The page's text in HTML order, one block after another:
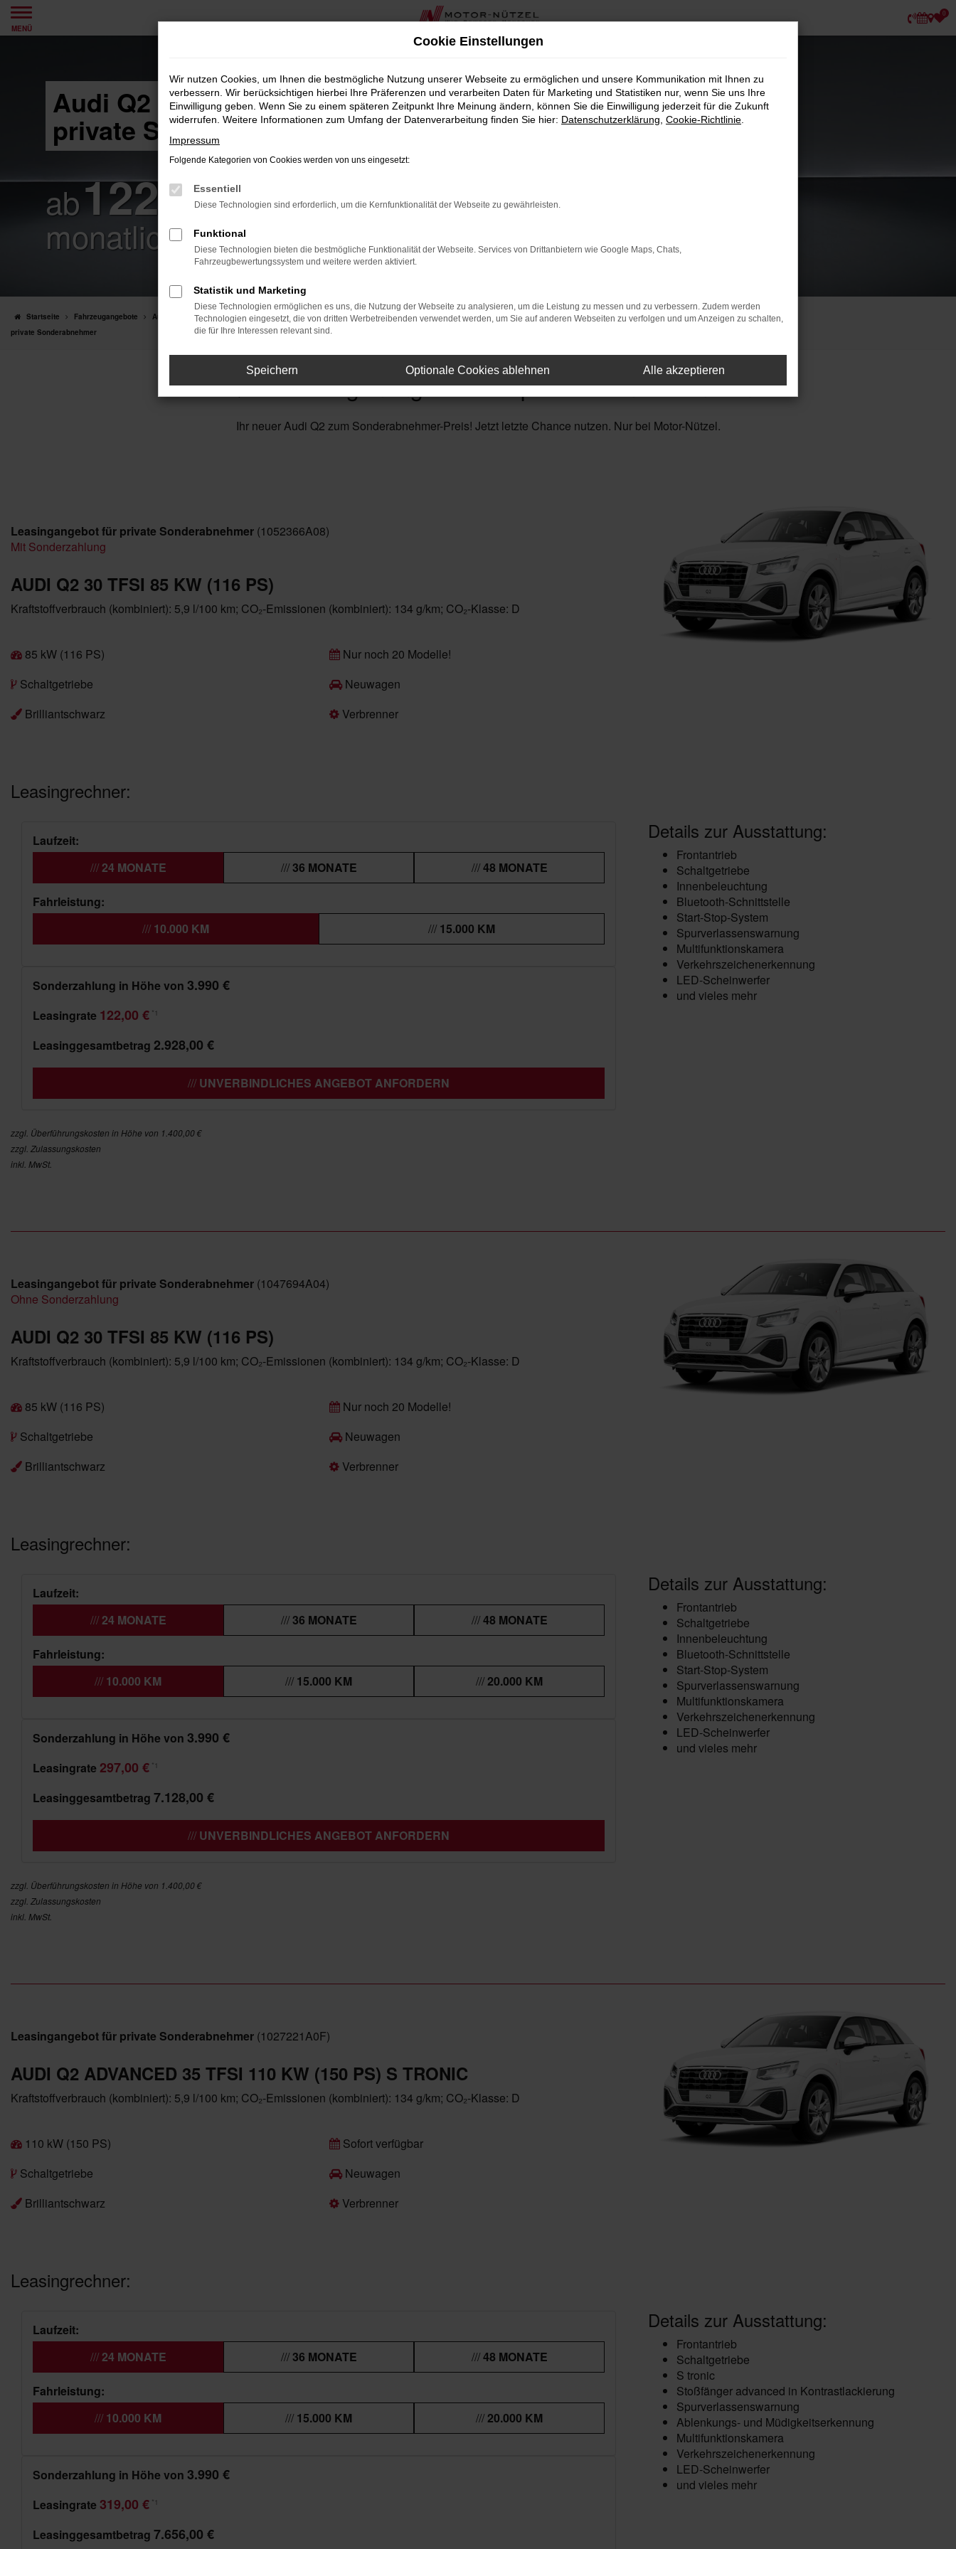
Zum
Hauptinhalt
MENÜ
0
Audi Q2 Leasingangebote
private Sonderabnehmer
ab122€ ¹
monatlich
Startseite Fahrzeugangebote
Audi Q2 Leasingangebote
private Sonderabnehmer
Audi Q2- Neuwagenangebote für private Sonderabnehmer ⁴
Ihr neuer Audi Q2 zum Sonderabnehmer-Preis! Jetzt letzte Chance nutzen. Nur bei Motor-Nützel.
Leasingangebot für private Sonderabnehmer (1052366A08)
Mit Sonderzahlung
AUDI Q2 30 TFSI 85 KW (116 PS)
Kraftstoffverbrauch (kombiniert): 5,9 l/100 km; CO₂-Emissionen (kombiniert): 134 g/km; CO₂-Klasse: D
85 kW (116 PS)
Schaltgetriebe
Brilliantschwarz
Nur noch 20 Modelle!
Neuwagen
Verbrenner
Leasingrechner:
Laufzeit:
24 MONATE
36 MONATE 48 MONATE
Fahrleistung:
10.000 KM
15.000 KM
Sonderzahlung in Höhe von 3.990 €
Leasingrate 122,00 € *1
Leasinggesamtbetrag 2.928,00 €
UNVERBINDLICHES ANGEBOT ANFORDERN
zzgl. Überführungskosten in Höhe von 1.400,00 €
zzgl. Zulassungskosten
inkl. MwSt.
Details zur Ausstattung:
Frontantrieb
Schaltgetriebe
Innenbeleuchtung
Bluetooth-Schnittstelle
Start-Stop-System
Spurverlassenswarnung
Multifunktionskamera
Verkehrszeichenerkennung
LED-Scheinwerfer
und vieles mehr
Leasingangebot für private Sonderabnehmer (1047694A04)
Ohne Sonderzahlung
AUDI Q2 30 TFSI 85 KW (116 PS)
Kraftstoffverbrauch (kombiniert): 5,9 l/100 km; CO₂-Emissionen (kombiniert): 134 g/km; CO₂-Klasse: D
85 kW (116 PS)
Schaltgetriebe
Brilliantschwarz
Nur noch 20 Modelle!
Neuwagen
Verbrenner
Leasingrechner:
Laufzeit:
24 MONATE
36 MONATE 48 MONATE
Fahrleistung:
10.000 KM
15.000 KM 20.000 KM
Sonderzahlung in Höhe von 3.990 €
Leasingrate 297,00 € *1
Leasinggesamtbetrag 7.128,00 €
UNVERBINDLICHES ANGEBOT ANFORDERN
zzgl. Überführungskosten in Höhe von 1.400,00 €
zzgl. Zulassungskosten
inkl. MwSt.
Details zur Ausstattung:
Frontantrieb
Schaltgetriebe
Innenbeleuchtung
Bluetooth-Schnittstelle
Start-Stop-System
Spurverlassenswarnung
Multifunktionskamera
Verkehrszeichenerkennung
LED-Scheinwerfer
und vieles mehr
Leasingangebot für private Sonderabnehmer (1027221A0F)
AUDI Q2 ADVANCED 35 TFSI 110 KW (150 PS) S TRONIC
Kraftstoffverbrauch (kombiniert): 5,9 l/100 km; CO₂-Emissionen (kombiniert): 134 g/km; CO₂-Klasse: D
110 kW (150 PS)
Schaltgetriebe
Brilliantschwarz
Sofort verfügbar
Neuwagen
Verbrenner
Leasingrechner:
Laufzeit:
24 MONATE
36 MONATE 48 MONATE
Fahrleistung:
10.000 KM
15.000 KM 20.000 KM
Sonderzahlung in Höhe von 3.990 €
Leasingrate 319,00 € *1
Leasinggesamtbetrag 7.656,00 €
Details zur Ausstattung:
Frontantrieb
Schaltgetriebe
S tronic
Stoßfänger advanced in Kontrastlackierung
Spurverlassenswarnung
Ablenkungs- und Müdigkeitserkennung
Multifunktionskamera
Verkehrszeichenerkennung
LED-Scheinwerfer
und vieles mehr
Cookie Einstellungen
Wir nutzen Cookies, um Ihnen die bestmögliche Nutzung unserer Webseite zu ermöglichen und unsere Kommunikation mit Ihnen zu
verbessern. Wir berücksichtigen hierbei Ihre Präferenzen und verarbeiten Daten für Marketing und Statistiken nur, wenn Sie uns Ihre
Einwilligung geben. Wenn Sie zu einem späteren Zeitpunkt Ihre Meinung ändern, können Sie die Einwilligung jederzeit für die Zukunft
widerrufen. Weitere Informationen zum Umfang der Datenverarbeitung finden Sie hier: Datenschutzerklärung Cookie-Richtlinie
Impressum
Folgende Kategorien von Cookies werden von uns eingesetzt:
Essentiell
Diese Technologien sind erforderlich, um die Kernfunktionalität der Webseite zu gewährleisten.
Funktional
Diese Technologien bieten die bestmögliche Funktionalität der Webseite. Services von Drittanbietern wie Google Maps, Chats,
Fahrzeugbewertungssystem und weitere werden aktiviert.
Statistik und Marketing
Diese Technologien ermöglichen es uns, die Nutzung der Webseite zu analysieren, um die Leistung zu messen und zu verbessern. Zudem werden
Technologien eingesetzt, die von dritten Werbetreibenden verwendet werden, um Sie auf anderen Webseiten zu verfolgen und um Anzeigen zu schalten,
die für Ihre Interessen relevant sind.
Speichern Optionale Cookies ablehnen Alle akzeptieren